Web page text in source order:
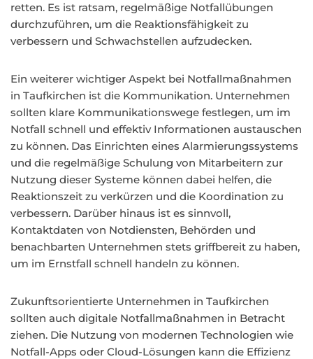
retten. Es ist ratsam, regelmäßige Notfallübungen
durchzuführen, um die Reaktionsfähigkeit zu
verbessern und Schwachstellen aufzudecken.
Ein weiterer wichtiger Aspekt bei Notfallmaßnahmen
in Taufkirchen ist die Kommunikation. Unternehmen
sollten klare Kommunikationswege festlegen, um im
Notfall schnell und effektiv Informationen austauschen
zu können. Das Einrichten eines Alarmierungssystems
und die regelmäßige Schulung von Mitarbeitern zur
Nutzung dieser Systeme können dabei helfen, die
Reaktionszeit zu verkürzen und die Koordination zu
verbessern. Darüber hinaus ist es sinnvoll,
Kontaktdaten von Notdiensten, Behörden und
benachbarten Unternehmen stets griffbereit zu haben,
um im Ernstfall schnell handeln zu können.
Zukunftsorientierte Unternehmen in Taufkirchen
sollten auch digitale Notfallmaßnahmen in Betracht
ziehen. Die Nutzung von modernen Technologien wie
Notfall-Apps oder Cloud-Lösungen kann die Effizienz